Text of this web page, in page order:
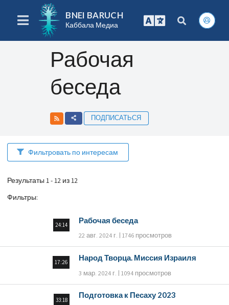
BNEI BARUCH
Каббала Медиа
Рабочая
беседа
ПОДПИСАТЬСЯ
Фильтровать по интересам
Результаты 1 - 12 из 12
Фильтры:
24:14
Рабочая беседа
22 авг. 2024 г. 1746 просмотров
17:26
Народ Творца. Миссия Израиля
3 мар. 2024 г. 1094 просмотров
33:18
Подготовка к Песаху 2023